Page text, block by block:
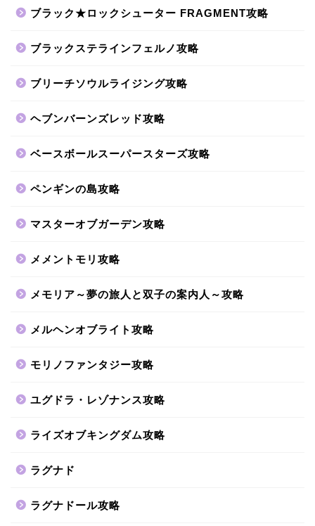
ブラック★ロックシューター FRAGMENT攻略
ブラックステラインフェルノ攻略
ブリーチソウルライジング攻略
ヘブンバーンズレッド攻略
ベースボールスーパースターズ攻略
ペンギンの島攻略
マスターオブガーデン攻略
メメントモリ攻略
メモリア～夢の旅人と双子の案内人～攻略
メルヘンオブライト攻略
モリノファンタジー攻略
ユグドラ・レゾナンス攻略
ライズオブキングダム攻略
ラグナド
ラグナドール攻略